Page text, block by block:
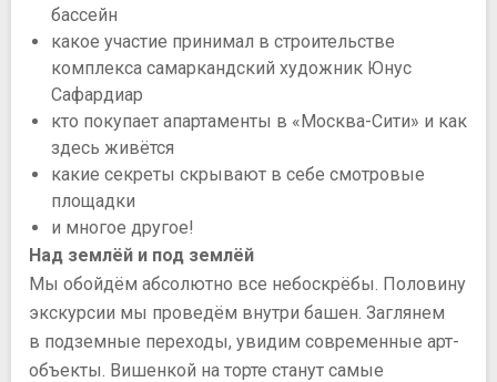
бассейн
какое участие принимал в строительстве
комплекса самаркандский художник Юнус
Сафардиар
кто покупает апартаменты в «Москва-Сити» и как
здесь живётся
какие секреты скрывают в себе смотровые
площадки
и многое другое!
Над землёй и под землёй
Мы обойдём абсолютно все небоскрёбы. Половину
экскурсии мы проведём внутри башен. Заглянем
в подземные переходы, увидим современные арт-
объекты. Вишенкой на торте станут самые